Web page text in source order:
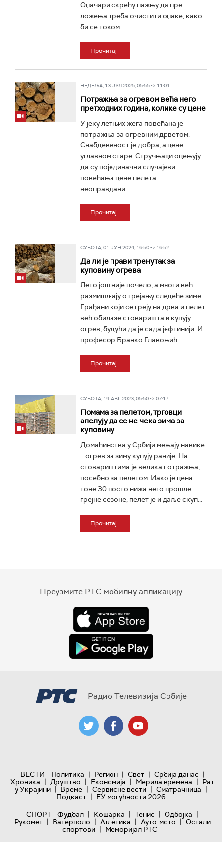
Оџачари скрећу пажњу да пре
ложења треба очистити оџаке, како
би се током...
Прочитај
НЕДЕЉА, 13. ЈУЛ 2025, 05:55 -> 11:04
Потражња за огревом већа него
претходних година, колике су цене
У јеку летњих жега повећана је
потражња за огревним дрветом.
Снабдевеност је добра, а цене
углавном старе. Стручњаци оцењују
да су појединачни случајеви
повећања цене пелета –
неоправдани...
Прочитај
СУБОТА, 01. ЈУН 2024, 16:50 -> 16:52
Да ли је прави тренутак за
куповину огрева
Лето још није почело, а многи већ
размишљају о грејању следеће зиме.
Грађани који се греју на дрва и пелет
већ обилазе стоваришта и купују
огрев, будући да је сада јефтинији. И
професор Бранко Главоњић...
Прочитај
СУБОТА, 19. АВГ 2023, 05:50 -> 07:17
Помама за пелетом, трговци
апелују да се не чека зима за
куповину
Домаћинства у Србији мењају навике
– огрев за зиму купују раније. На
стовариштима je велика потражња,
посебно за пелетом. Иако је цена
тоне 30 посто нижа него прошле
грејне сезоне, пелет је и даље скуп...
Прочитај
Преузмите РТС мобилну апликацију
Радио Телевизија Србије
ВЕСТИ Политика | Регион | Свет | Србија данас |
Хроника | Друштво | Економија | Мерила времена | Рат
у Украјини | Време | Сервисне вести | Сматрачница |
Подкаст | ЕУ могућности 2026
СПОРТ
Фудбал | Кошарка | Тенис | Одбојка |
Рукомет | Ватерполо | Атлетика | Ауто-мото | Остали
спортови | Меморијал РТС